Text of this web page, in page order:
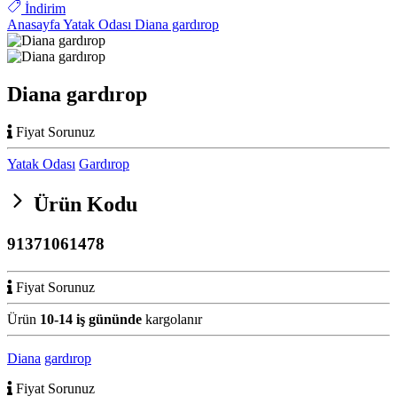
İndirim
Anasayfa Yatak Odası Diana gardırop
Diana gardırop
Fiyat Sorunuz
Yatak Odası Gardırop
Ürün Kodu
91371061478
Fiyat Sorunuz
Ürün 10-14 iş gününde kargolanır
Diana gardırop
Fiyat Sorunuz